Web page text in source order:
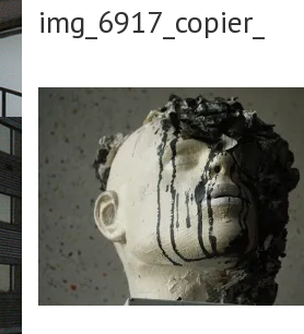
img_6917_copier_